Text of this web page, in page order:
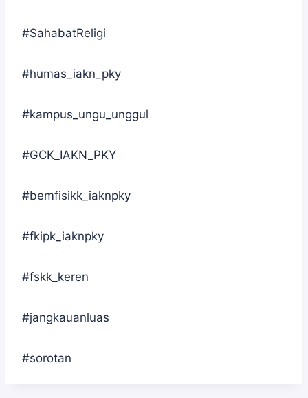
#SahabatReligi
#humas_iakn_pky
#kampus_ungu_unggul
#GCK_IAKN_PKY
#bemfisikk_iaknpky
#fkipk_iaknpky
#fskk_keren
#jangkauanluas
#sorotan